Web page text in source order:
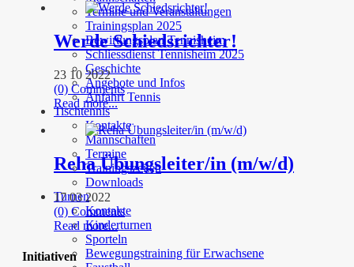
Termine und Veranstaltungen
Trainingsplan 2025
Bewirtungsplan Tennisheim
Schliessdienst Tennisheim 2025
Geschichte
Angebote und Infos
Anfahrt Tennis
Tischtennis
Kontakte
Mannschaften
Termine
Trainingszeiten
Downloads
Turnen
Kontakte
Kinderturnen
Sporteln
Bewegungstraining für Erwachsene
Werde Schiedsrichter!
23 10 2022
(0) Comments
Read more...
Reha Übungsleiter/in (m/w/d)
17 03 2022
(0) Comments
Read more...
Initiativen